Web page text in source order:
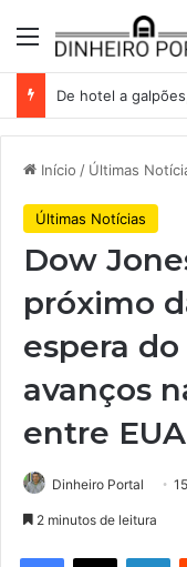
Menu
Início / Últimas
Últimas Notícias
Dow
próximo
espera
avanços
entre
Dinheiro Portal
2 minutos de leitura
Facebook
X